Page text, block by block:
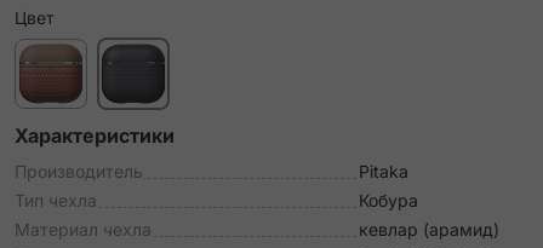
Цвет
Характеристики
Производитель
Pitaka
Тип чехла
Кобура
Материал чехла
кевлар (арамид)